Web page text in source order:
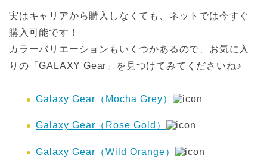
実はキャリアから購入しなくても、ネットでは今すぐ
購入可能です！
カラーバリエーションもいくつかあるので、お気に入
りの「GALAXY Gear」を見つけてみてくださいね♪
Galaxy Gear（Mocha Grey）
Galaxy Gear（Rose Gold）
Galaxy Gear（Wild Orange）